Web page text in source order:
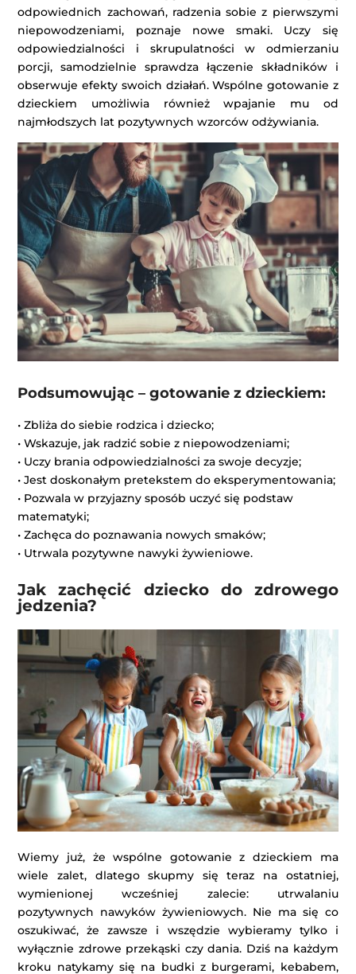
odpowiednich zachowań, radzenia sobie z pierwszymi
niepowodzeniami, poznaje nowe smaki. Uczy się
odpowiedzialności i skrupulatności w odmierzaniu
porcji, samodzielnie sprawdza łączenie składników i
obserwuje efekty swoich działań. Wspólne gotowanie z
dzieckiem umożliwia również wpajanie mu od
najmłodszych lat pozytywnych wzorców odżywiania.
Podsumowując – gotowanie z dzieckiem:
• Zbliża do siebie rodzica i dziecko;
• Wskazuje, jak radzić sobie z niepowodzeniami;
• Uczy brania odpowiedzialności za swoje decyzje;
• Jest doskonałym pretekstem do eksperymentowania;
• Pozwala w przyjazny sposób uczyć się podstaw
matematyki;
• Zachęca do poznawania nowych smaków;
• Utrwala pozytywne nawyki żywieniowe.
Jak zachęcić dziecko do zdrowego
jedzenia?
Wiemy już, że wspólne gotowanie z dzieckiem ma
wiele zalet, dlatego skupmy się teraz na ostatniej,
wymienionej wcześniej zalecie: utrwalaniu
pozytywnych nawyków żywieniowych. Nie ma się co
oszukiwać, że zawsze i wszędzie wybieramy tylko i
wyłącznie zdrowe przekąski czy dania. Dziś na każdym
kroku natykamy się na budki z burgerami, kebabem,